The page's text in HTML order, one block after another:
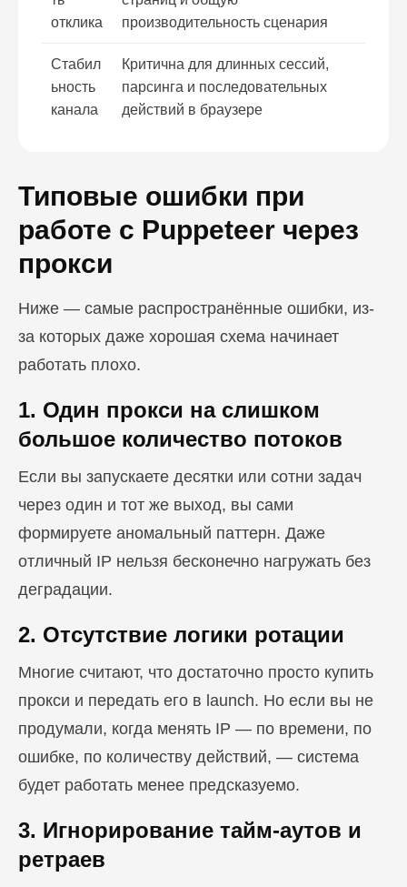
отклика
производительность сценария
Стабил
ьность
канала
Критична для длинных сессий,
парсинга и последовательных
действий в браузере
Типовые ошибки при
работе с Puppeteer через
прокси
Ниже — самые распространённые ошибки, из-
за которых даже хорошая схема начинает
работать плохо.
1. Один прокси на слишком
большое количество потоков
Если вы запускаете десятки или сотни задач
через один и тот же выход, вы сами
формируете аномальный паттерн. Даже
отличный IP нельзя бесконечно нагружать без
деградации.
2. Отсутствие логики ротации
Многие считают, что достаточно просто купить
прокси и передать его в launch. Но если вы не
продумали, когда менять IP — по времени, по
ошибке, по количеству действий, — система
будет работать менее предсказуемо.
3. Игнорирование тайм-аутов и
ретраев